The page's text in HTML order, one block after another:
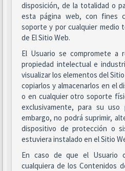
disposición, de la totalidad o
esta página web, con fines
soporte y por cualquier medio
de El Sitio Web.
El Usuario se compromete a
propiedad intelectual e
visualizar los elementos del
copiarlos y almacenarlos en el
o en cualquier otro soporte
exclusivamente, para su uso
embargo, no podrá suprimir,
dispositivo de protección o
estuviera instalado en el Sitio
En caso de que el Usuario
cualquiera de los Contenidos